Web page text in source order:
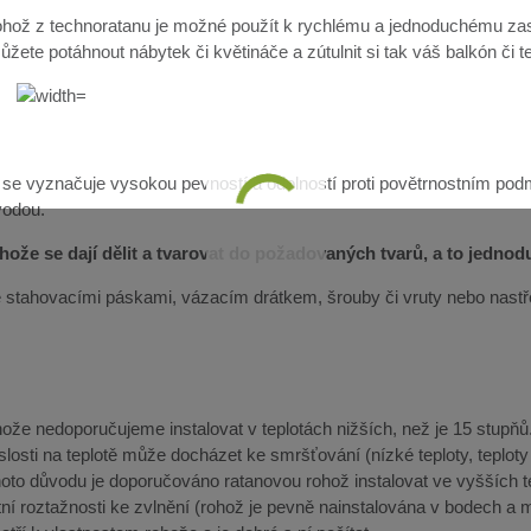
z technoratanu je možné použít k rychlému a jednoduchému
potáhnout nábytek či květináče a zútulnit si tak váš balkón či
se vyznačuje vysokou pevností a odolností proti povětrnostním
se dají dělit a tvarovat do požadovaných tvarů, a to
stahovacími páskami, vázacím drátkem, šrouby či vruty nebo
nedoporučujeme instalovat v teplotách nižších, než je 15
na teplotě může docházet ke smršťování (nízké teploty,
důvodu je doporučováno ratanovou rohož instalovat ve
roztažnosti ke zvlnění (rohož je pevně nainstalována v bodech